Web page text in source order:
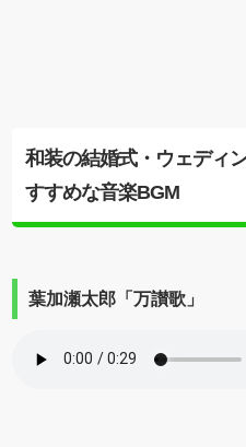
和装の結婚式・ウェディ
すすめな音楽BGM
葉加瀬太郎「万讃歌」